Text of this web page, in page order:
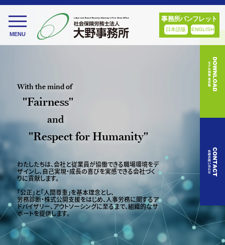
toggle
navigation
MENU
事務所パンフレット
日本語版 ENGLISH
With the mind of
"Fairness"
and
"Respect for Humanity"
わたしたちは、会社と従業員が協働できる職場環境をデ
ザインし、自己実現・成長の喜びを実感できる会社づく
りに貢献します。
「公正」と「人間尊重」を基本理念とし、
労務診断・株式公開支援をはじめ、人事労務に関するア
ドバイザリー、アウトソーシングに至るまで、組織的なサ
ポートを提供します。